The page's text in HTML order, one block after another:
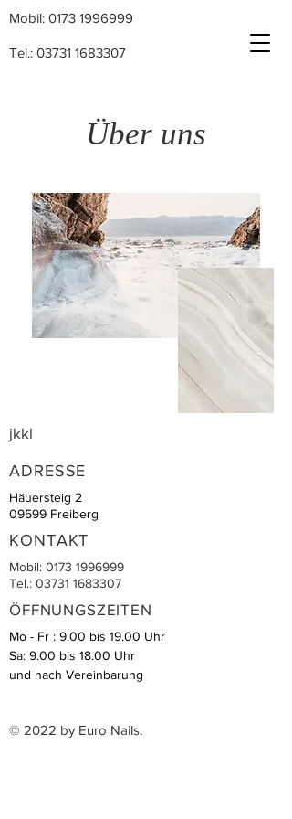
Mobil: 0173 1996999
Tel.: 03731 1683307
Über uns
jkkl
ADRESSE
Häuersteig 2
09599 Freiberg
KONTAKT
Mobil: 0173 1996999
Tel.: 03731 1683307
ÖFFNUNGSZEITEN
Mo - Fr : 9.00 bis 19.00 Uhr
Sa: 9.00 bis 18.00 Uhr
und nach Vereinbarung
© 2022 by Euro Nails.